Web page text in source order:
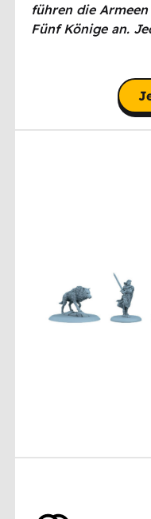
führen die
Fünf Könige an.